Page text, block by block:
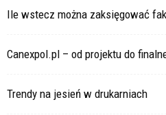
Ile wstecz można zaksięgować
Canexpol.pl – od projektu do
Trendy na jesień w drukarniach